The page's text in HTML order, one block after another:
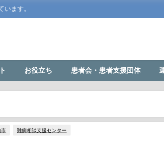
います。
お役立ち 患者会・患者支援団体
市 難病相談支援センター